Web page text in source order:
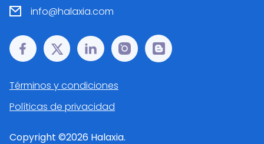
info@halaxia.com
Términos y condiciones
Políticas de privacidad
Copyright ©2026 Halaxia.